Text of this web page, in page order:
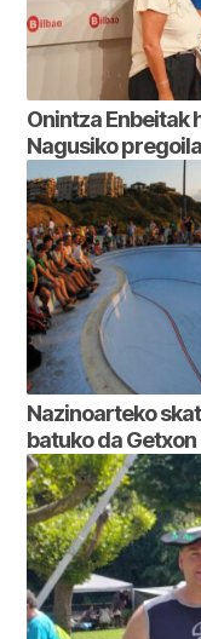
Onintza Enbeitak
Nagusiko
Nazinoarteko
batuko da Getxon